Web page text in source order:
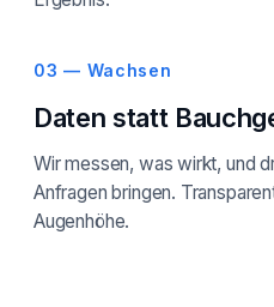
03 — Wachsen
Daten statt
Wir messen, was wirkt, und
Anfragen bringen.
Augenhöhe.